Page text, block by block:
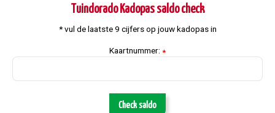
Tuindorado Kadopas saldo check
* vul de laatste 9 cijfers op jouw kadopas in
Kaartnummer: *
Check saldo